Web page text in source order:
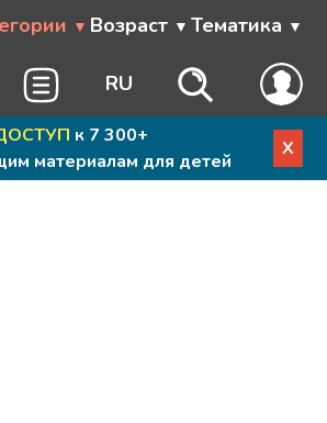
Возраст Тематика
RU
ДОСТУП к 7 300+
материалам для детей
X